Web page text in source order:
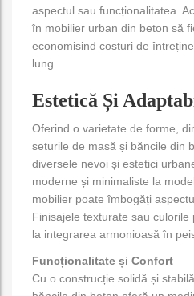
aspectul sau funcționalitatea.
în mobilier urban din beton să
economisind costuri de
lung.
Estetică Și
Oferind o varietate de forme,
seturile de masă și băncile din
diversele nevoi și estetici
moderne și minimaliste la
mobilier poate îmbogăți
Finisajele texturate sau
la integrarea armonioasă în
Funcționalitate și Confort
Cu o construcție solidă și